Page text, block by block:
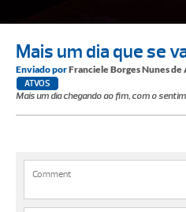
Mais um dia que se
Enviado porFranciele Borges Nunes de
ATVOS
Mais um dia chegando ao fim, com o